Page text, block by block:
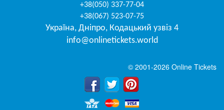
+38(050) 337-77-04
+38(067) 523-07-75
Україна, Дніпро, Кодацький узвіз 4
info@onlinetickets.world
© 2001-2026 Online Tickets